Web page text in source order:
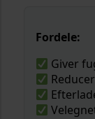
Fordele:
Giver